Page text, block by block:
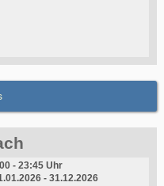
- 23:45 Uhr
- 31.12.2026